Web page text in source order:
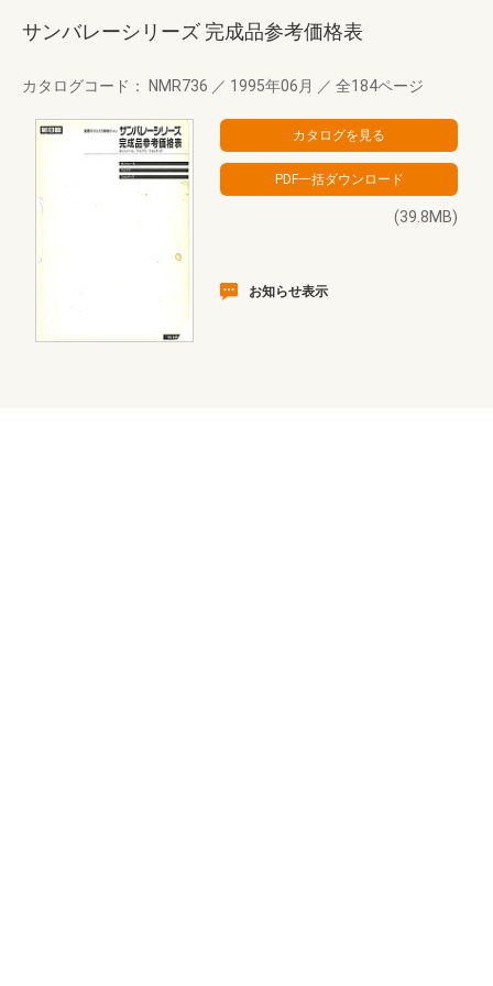
サンバレーシリーズ 完成品参考価格表
カタログコード： NMR736 ／ 1995年06月 ／ 全184ページ
(39.8MB)
お知らせ表示